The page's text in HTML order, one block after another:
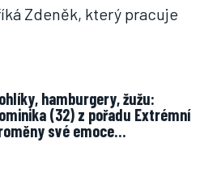
Zdeněk, který pracuje
hamburgery, žužu:
(32) z pořadu Extrémní
své emoce…